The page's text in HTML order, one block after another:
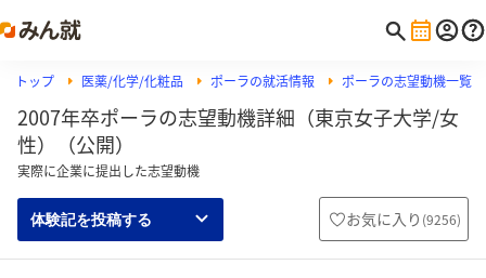
トップ 医薬/化学/化粧品 ポーラの就活情報 ポーラの志望動機一覧
2007年卒ポーラの志望動機詳細（東京女子大学/女
性）（公開）
実際に企業に提出した志望動機
体験記を投稿する お気に入り (9256)